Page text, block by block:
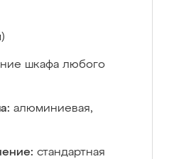
шкафа любого
алюминиевая,
стандартная